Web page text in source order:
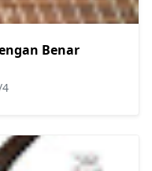
Benar